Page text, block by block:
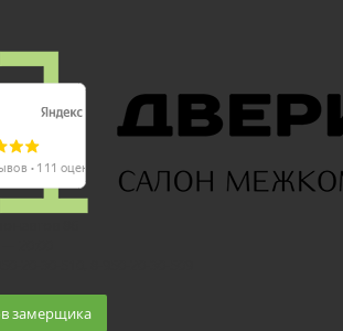
86
20:00
замерщика